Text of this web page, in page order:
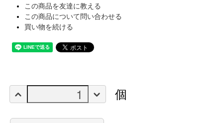
この商品を友達に教える
この商品について問い合わせる
買い物を続ける
個